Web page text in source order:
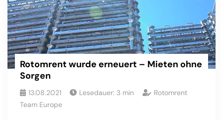
Rotomrent wurde erneuert – Mieten ohne
Sorgen
13.08.2021 Lesedauer: 3 min
Rotomrent
Team Europe